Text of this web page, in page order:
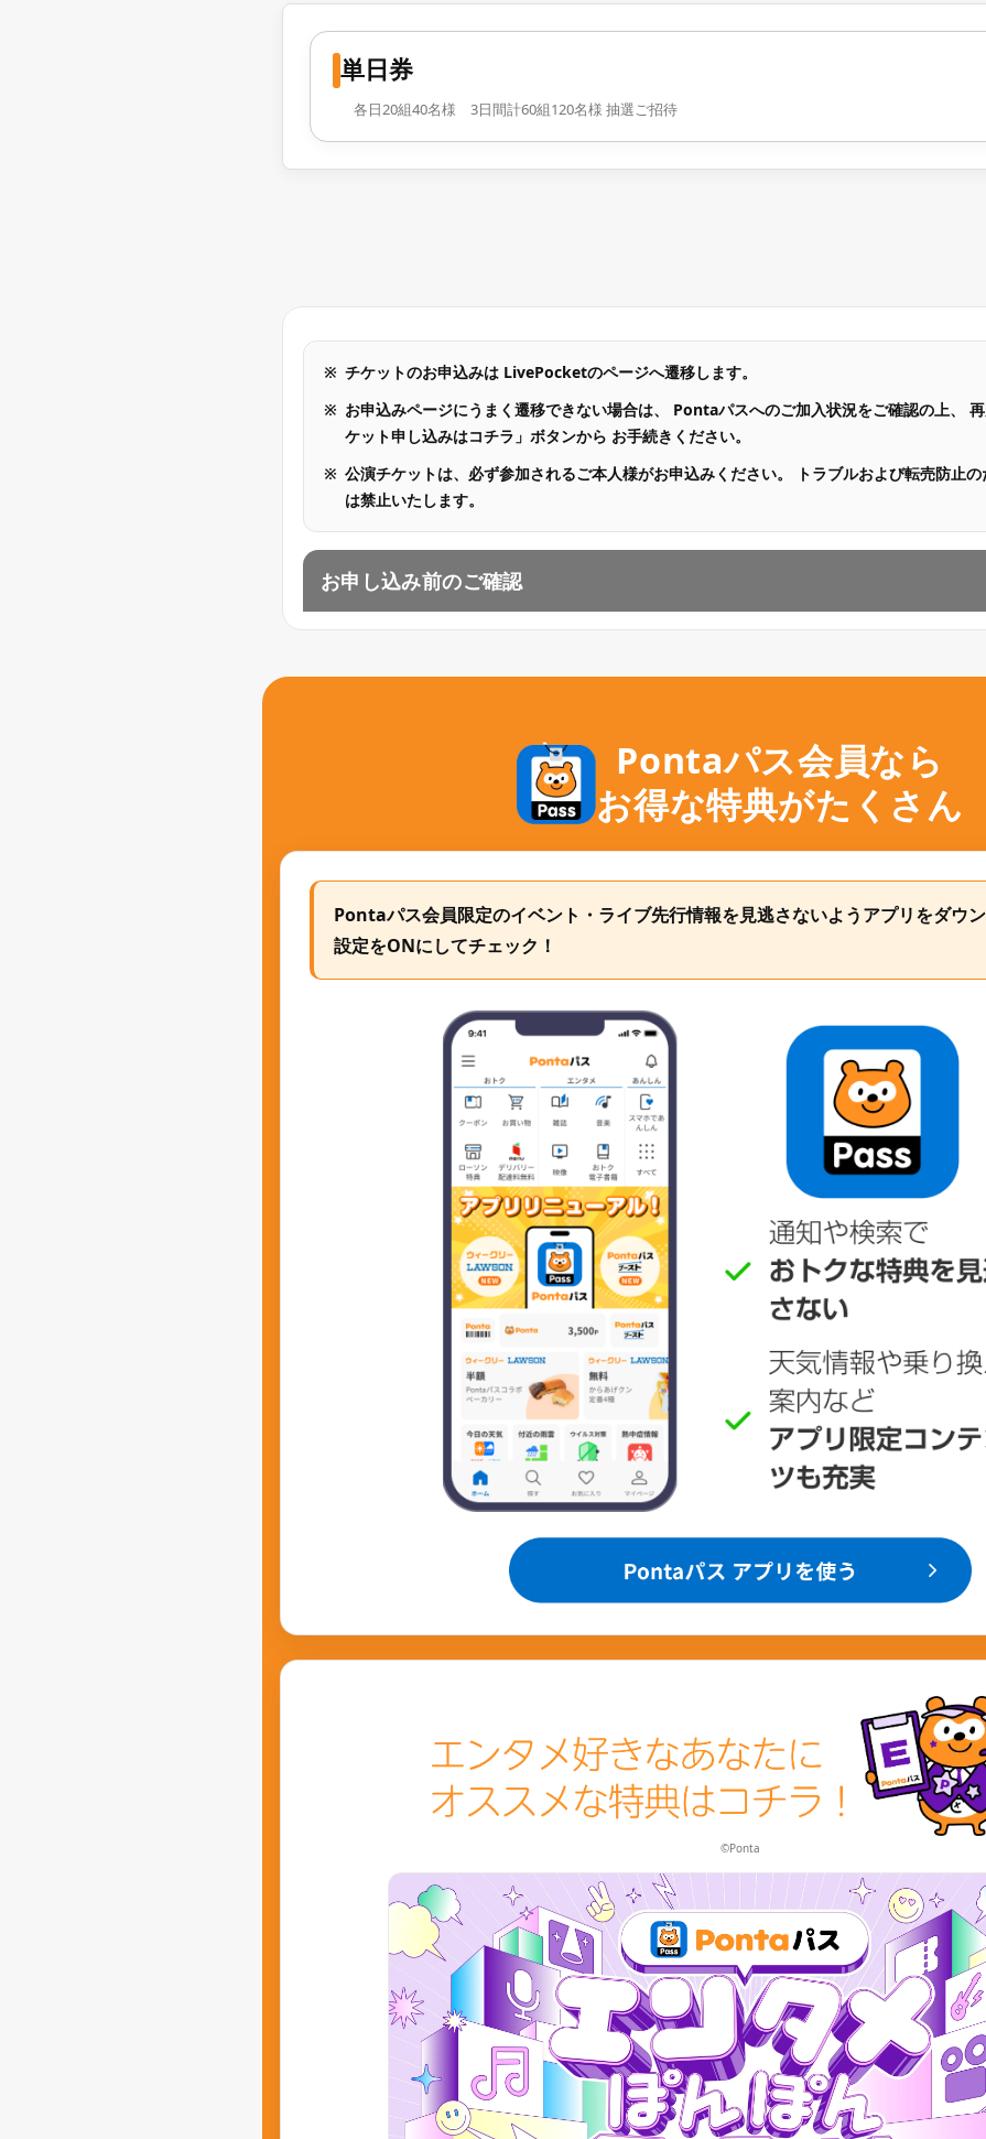
単日券
各日20組40名様 3日間計60組120名様 抽選ご招待
チケットのお申込みは LivePocketのページへ遷移します。
お申込みページにうまく遷移できない場合は、 Pontaパスへのご加入状況をご確認の上、
ケット申し込みはコチラ」ボタンから お手続きください。
公演チケットは、必ず参加されるご本人様がお申込みください。 トラブルおよび転売防止
は禁止いたします。
お申し込み前のご確認
Pontaパス会員なら
お得な特典がたくさん
Pontaパス会員限定のイベント・ライブ先行情報を見逃さないようアプリをダウ
設定をONにしてチェック！
©Ponta